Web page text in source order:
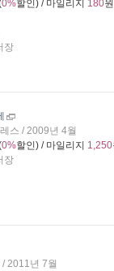
0%할인) / 마일리지 180
장
스 / 2009년 4월
0%할인) / 마일리지 1,250
장
2011년 7월